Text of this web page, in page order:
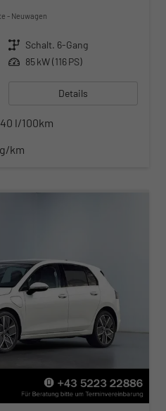
Neuwagen
Getriebe Schalt. 6-Gang
Leistung 85 kW (116 PS)
Details
l/100km
km